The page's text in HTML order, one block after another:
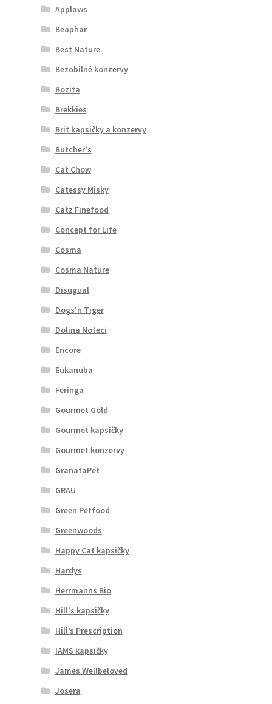
Applaws
Beaphar
Best Nature
Bezobilné konzervy
Bozita
Brekkies
Brit kapsičky a konzervy
Butcher's
Cat Chow
Catessy Misky
Catz Finefood
Concept for Life
Cosma
Cosma Nature
Disugual
Dogs'n Tiger
Dolina Noteci
Encore
Eukanuba
Feringa
Gourmet Gold
Gourmet kapsičky
Gourmet konzervy
GranataPet
GRAU
Green Petfood
Greenwoods
Happy Cat kapsičky
Hardys
Herrmanns Bio
Hill's kapsičky
Hill’s Prescription
IAMS kapsičky
James Wellbeloved
Josera